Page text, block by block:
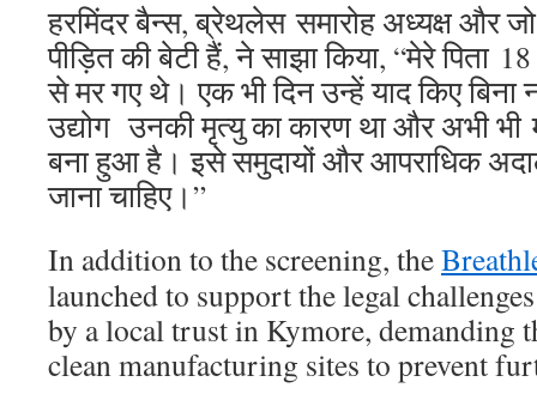
हरमिंदर बैन्स, ब्रेथलेस समारोह अध्यक्ष और
पीड़ित की बेटी हैं, ने साझा किया, “मेरे पिता
से मर गए थे। एक भी दिन उन्हें याद किए बिना
उद्योग उनकी मृत्यु का कारण था और अभी भी
बना हुआ है। इसे समुदायों और आपराधिक
जाना चाहिए।”
In addition to the screening, the
launched to support the legal
by a local trust in Kymore, demanding
clean manufacturing sites to prevent